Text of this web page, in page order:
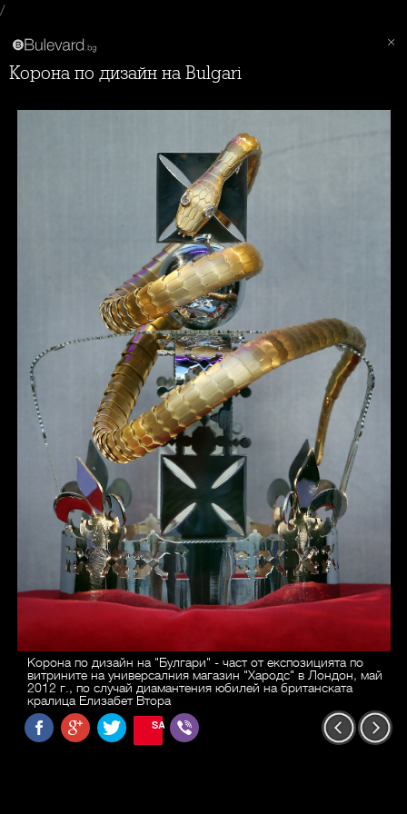
/
Корона по дизайн на Bulgari
Корона по дизайн на "Булгари" - част от експозицията по
витрините на универсалния магазин "Хародс" в Лондон, май
2012 г., по случай диамантения юбилей на британската
кралица Елизабет Втора
SAVE